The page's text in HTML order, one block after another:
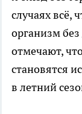
случаях всё,
организм
отмечают,
становятся
в летний